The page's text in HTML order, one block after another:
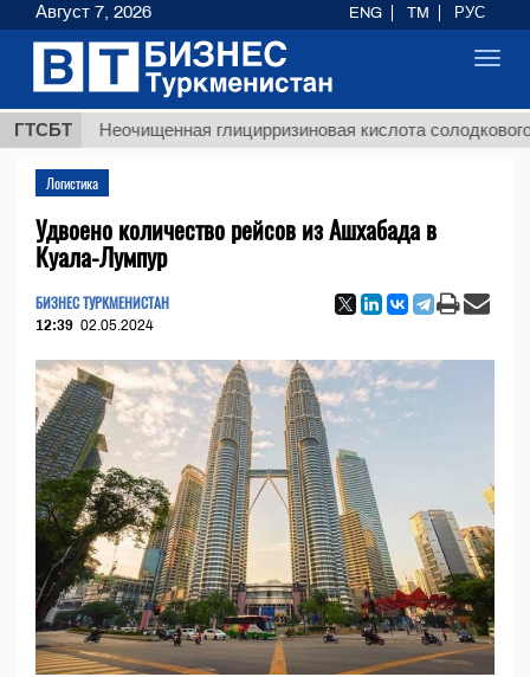
ГТСБТ
Неочищенная глицирризиновая кислота солодкового корня
Логистика
Удвоено количество рейсов из Ашхабада в
Куала-Лумпур
БИЗНЕС ТУРКМЕНИСТАН
12:39 02.05.2024
Август 7, 2026 ENG TM РУС